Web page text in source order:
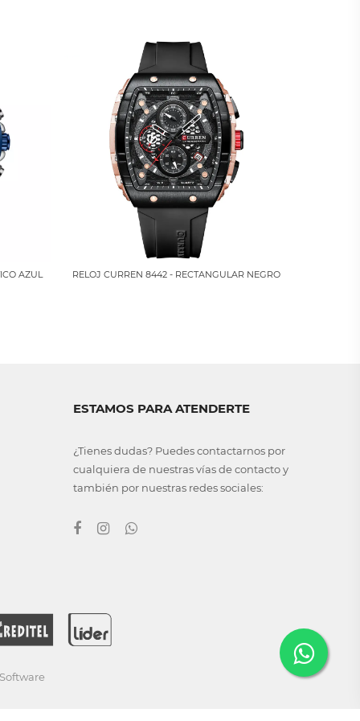
AZUL RELOJ CURREN 8442 - RECTANGULAR NEGRO
ESTAMOS PARA ATENDERTE
¿Tienes dudas? Puedes contactarnos por
cualquiera de nuestras vías de contacto y
también por nuestras redes sociales: